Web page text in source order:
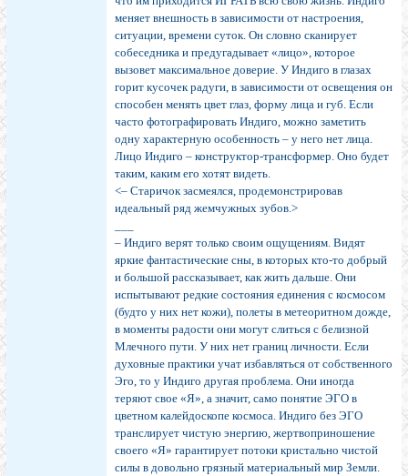
меняет внешность в зависимости от настроения,
ситуации, времени суток. Он словно сканирует
собеседника и предугадывает «лицо», которое
вызовет максимальное доверие. У Индиго в глазах
горит кусочек радуги, в зависимости от освещения он
способен менять цвет глаз, форму лица и губ. Если
часто фотографировать Индиго, можно заметить
одну характерную особенность – у него нет лица.
Лицо Индиго – конструктор-трансформер. Оно будет
таким, каким его хотят видеть.
<– Старичок засмеялся, продемонстрировав
идеальный ряд жемчужных зубов.>
– Индиго верят только своим ощущениям. Видят
яркие фантастические сны, в которых кто-то добрый
и большой рассказывает, как жить дальше. Они
испытывают редкие состояния единения с космосом
(будто у них нет кожи), полеты в метеоритном дожде,
в моменты радости они могут слиться с белизной
Млечного пути. У них нет границ личности. Если
духовные практики учат избавляться от собственного
Эго, то у Индиго другая проблема. Они иногда
теряют свое «Я», а значит, само понятие ЭГО в
цветном калейдоскопе космоса. Индиго без ЭГО
транслирует чистую энергию, жертвоприношение
своего «Я» гарантирует потоки кристально чистой
силы в довольно грязный материальный мир Земли.